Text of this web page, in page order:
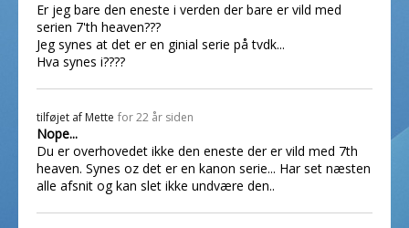
Er jeg bare den eneste i verden der bare er vild med
serien 7'th heaven???
Jeg synes at det er en ginial serie på tvdk...
Hva synes i????
tilføjet af Mette for 22 år siden
Nope...
Du er overhovedet ikke den eneste der er vild med 7th
heaven. Synes oz det er en kanon serie... Har set næsten
alle afsnit og kan slet ikke undvære den..